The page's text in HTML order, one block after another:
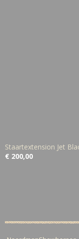
Staartextension Jet
€ 200,00